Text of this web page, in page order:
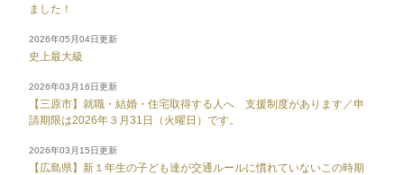
ました！
2026年05月04日更新
史上最大級
2026年03月16日更新
【三原市】就職・結婚・住宅取得する人へ 支援制度があります／申
請期限は2026年３月31日（火曜日）です。
2026年03月15日更新
【広島県】新１年生の子ども達が交通ルールに慣れていないこの時期